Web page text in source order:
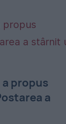
propus
a